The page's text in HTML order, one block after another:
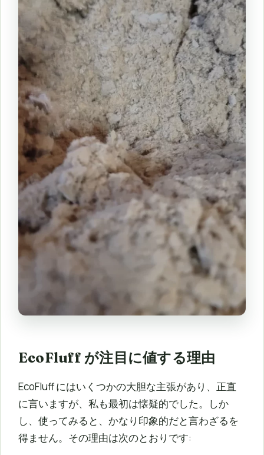
EcoFluff が注目に値する理由
EcoFluff にはいくつかの大胆な主張があり、正直
に言いますが、私も最初は懐疑的でした。しか
し、使ってみると、かなり印象的だと言わざるを
得ません。その理由は次のとおりです: